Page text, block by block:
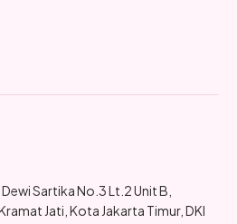
Sartika No.3 Lt.2 Unit B,
Jati, Kota Jakarta Timur, DKI